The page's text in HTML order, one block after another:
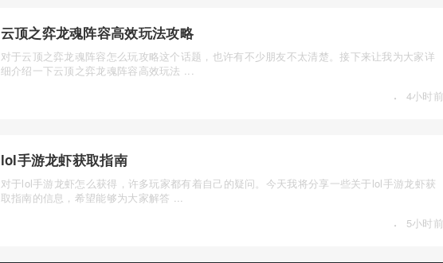
云顶之弈龙魂阵容高效玩法攻略
对于云顶之弈龙魂阵容怎么玩攻略这个话题，也许有不少朋友不太清楚。接下来让我为大家详
细介绍一下云顶之弈龙魂阵容高效玩法 ...
· 4小时前
lol手游龙虾获取指南
对于lol手游龙虾怎么获得，许多玩家都有着自己的疑问。今天我将分享一些关于lol手游龙虾获
取指南的信息，希望能够为大家解答 ...
· 5小时前